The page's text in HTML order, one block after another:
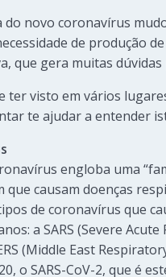
do novo coronavírus
de produção
que gera muitas
ter visto em vários
te ajudar a entender
engloba uma
que causam doenças
de coronavírus que
a SARS (Severe
(Middle East
o SARS-CoV-2, que é